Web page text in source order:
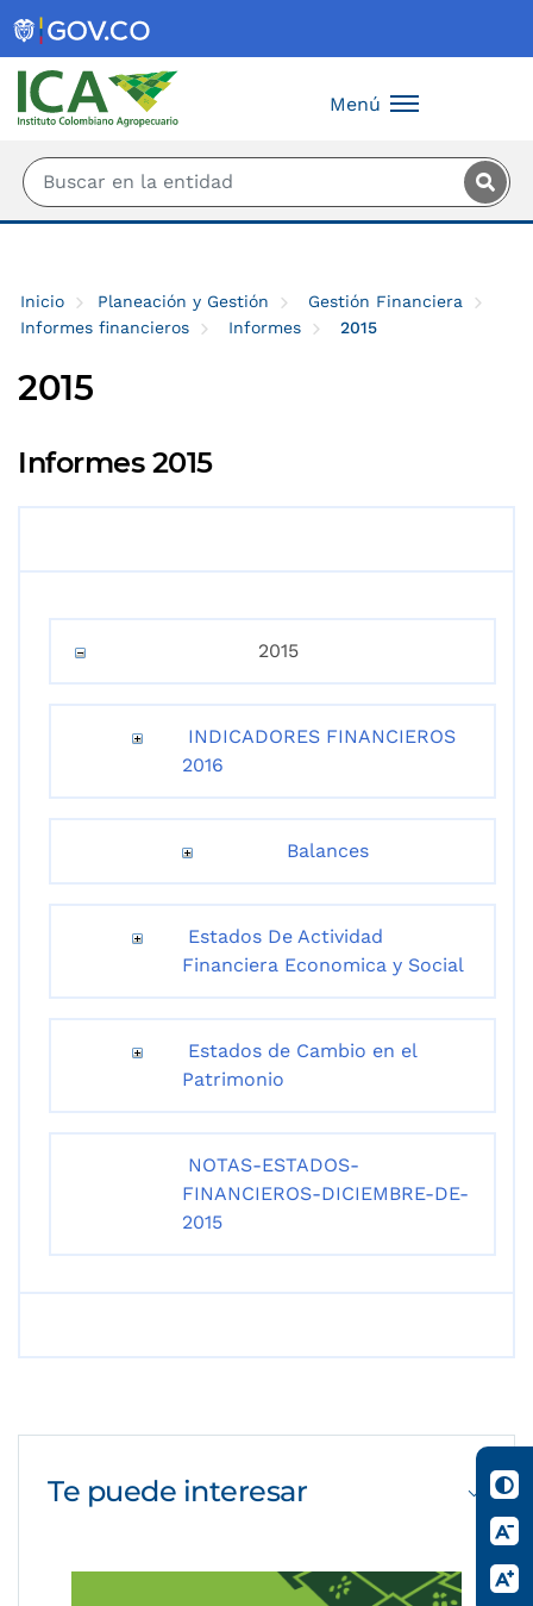
Menú
Inicio Planeación y Gestión
Gestión Financiera
Informes financieros
Informes 2015
2015
Informes 2015
2015
INDICADORES FINANCIEROS
2016
Balances
Estados De Actividad
Financiera Economica y Social
Estados de Cambio en el
Patrimonio
NOTAS-ESTADOS-
FINANCIEROS-DICIEMBRE-DE-
2015
Te puede interesar